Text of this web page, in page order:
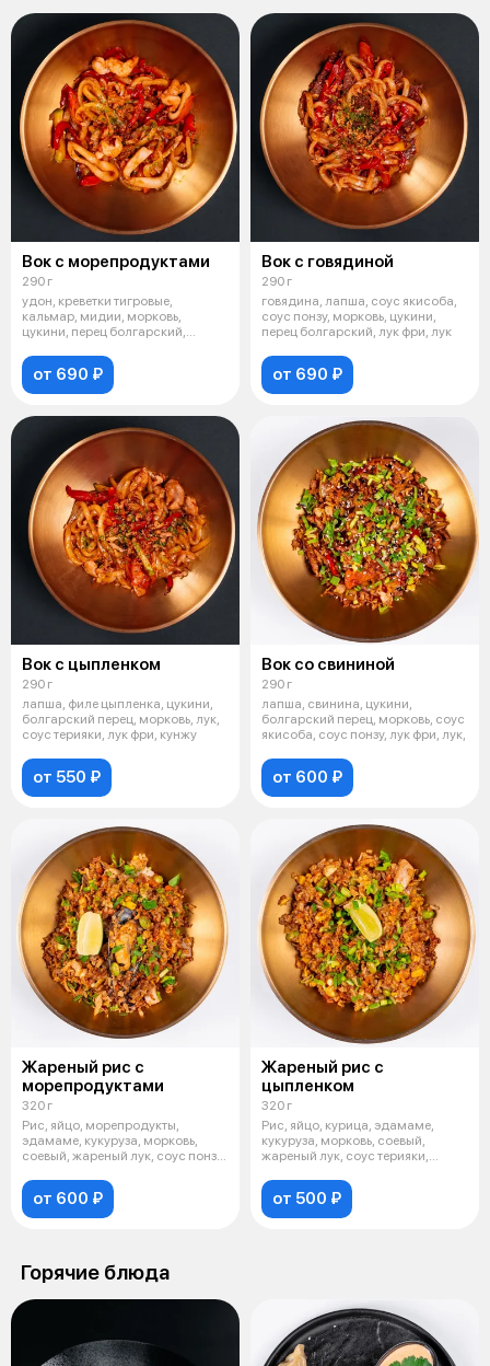
Вок с морепродуктами
290 г
удон, креветки тигровые,
кальмар, мидии, морковь,
цукини, перец болгарский,
от 690 ₽
Вок с говядиной
290 г
говядина, лапша, соус якисоба,
соус понзу, морковь, цукини,
перец болгарский, лук фри, лук
от 690 ₽
Вок с цыпленком
290 г
лапша, филе цыпленка, цукини,
болгарский перец, морковь, лук,
соус терияки, лук фри, кунжу
от 550 ₽
Вок со свининой
290 г
лапша, свинина, цукини,
болгарский перец, морковь, соус
якисоба, соус понзу, лук фри, лук,
от 600 ₽
Жареный рис с
морепродуктами
320 г
Рис, яйцо, морепродукты,
эдамаме, кукуруза, морковь,
соевый, жареный лук, соус понзу,
от 600 ₽
Жареный рис с
цыпленком
320 г
Рис, яйцо, курица, эдамаме,
кукуруза, морковь, соевый,
жареный лук, соус терияки,
от 500 ₽
Горячие блюда